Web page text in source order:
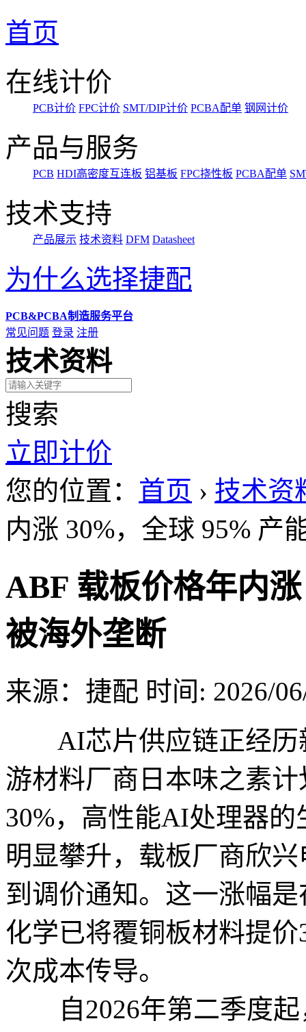
首页
在线计价
PCB计价 FPC计价 SMT/DIP计价 PCBA配单 钢网计价
产品与服务
PCB HDI高密度互连板 铝基板 FPC挠性板 PCBA配单
技术支持
产品展示 技术资料 DFM Datasheet
为什么选择捷配
PCB&PCBA制造服务平台
常见问题 登录 注册
技术资料
搜索
立即计价
您的位置： 首页 › 技术资
内涨 30%，全球 95% 产
ABF 载板价格年内
被海外垄断
来源：捷配 时间: 2026/
AI芯片供应链正经历
游材料厂商日本味之素
30%，高性能AI处理器
明显攀升，载板厂商欣
到调价通知。这一涨幅
化学已将覆铜板材料提
次成本传导。
自2026年第二季度起